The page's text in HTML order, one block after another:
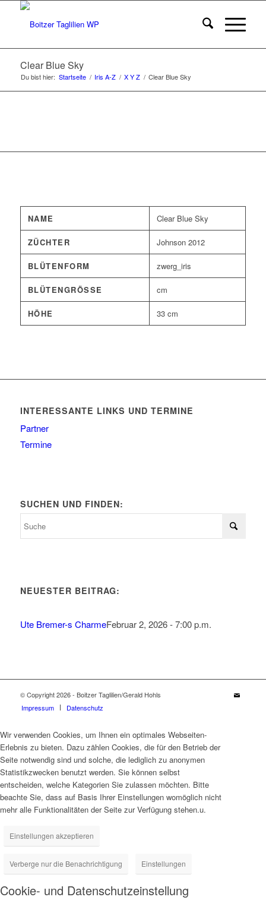
Clear Blue Sky
Du bist hier: Startseite / Iris A-Z / X Y Z / Clear Blue Sky
NAME Clear Blue Sky
ZÜCHTER Johnson 2012
BLÜTENFORM zwerg_iris
BLÜTENGRÖSSE cm
HÖHE 33 cm
INTERESSANTE LINKS UND TERMINE
Partner
Termine
SUCHEN UND FINDEN:
NEUESTER BEITRAG:
Ute Bremer-s CharmeFebruar 2, 2026 - 7:00 p.m.
© Copyright 2026 - Boitzer Taglilien/Gerald Hohls
Impressum
Datenschutz
Wir verwenden Cookies, um Ihnen ein optimales Webseiten-
Erlebnis zu bieten. Dazu zählen Cookies, die für den Betrieb der
Seite notwendig sind und solche, die lediglich zu anonymen
Statistikzwecken benutzt werden. Sie können selbst
entscheiden, welche Kategorien Sie zulassen möchten. Bitte
beachte Sie, dass auf Basis Ihrer Einstellungen womöglich nicht
mehr alle Funktionalitäten der Seite zur Verfügung stehen.u.
Einstellungen akzeptieren
Verberge nur die Benachrichtigung Einstellungen
Cookie- und Datenschutzeinstellung